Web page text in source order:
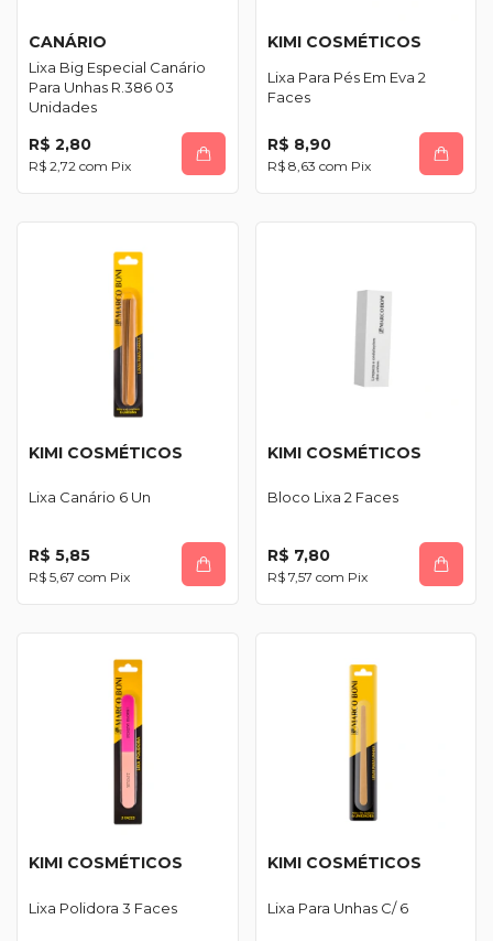
CANÁRIO
Lixa Big Especial Canário
Para Unhas R.386 03
Unidades
R$ 2,80
R$ 2,72 com Pix
KIMI COSMÉTICOS
Lixa Para Pés Em Eva 2
Faces
R$ 8,90
R$ 8,63 com Pix
KIMI COSMÉTICOS
Lixa Canário 6 Un
R$ 5,85
R$ 5,67 com Pix
KIMI COSMÉTICOS
Bloco Lixa 2 Faces
R$ 7,80
R$ 7,57 com Pix
KIMI COSMÉTICOS
Lixa Polidora 3 Faces
KIMI COSMÉTICOS
Lixa Para Unhas C/ 6